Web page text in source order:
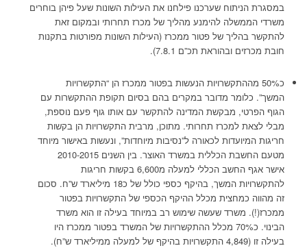
במסגרת הניתוח שערכנו פילחנו את העילות השונות שעל פיהן בוחרים
משרדי הממשלה להימנע מהליך של מכרז תחרותי ובמקום זאת
להתקשר בהליך של פטור ממכרז (העילות השונות מפורטות בתקנות
חובת מכרזים ובהוראת תכ”ם 7.8.1).
כ50% מההתקשרויות הנעשות בפטור ממכרז הן “התקשרויות
המשך”. כלומר מדובר במקרים בהם בסיום תקופת ההתקשרות עם
הגוף הפרטי, מבקשת המדינה להתקשר עם אותו גוף פעם נוספת,
מבלי לצאת למכרז תחרותי. מתוכן, מרבית התקשרויות הן בקשות
חריגות המיועדות לכאורה ל”נסיבות מיוחדות”, ונעשות באישור מיוחד
מטעם החשבת הכללית במשרד האוצר. בין השנים 2010-2015
אישר אגף החשב הכללי למעלה מ6,600 בקשות חריגות
להתקשרויות המשך, בהיקף כספי כולל של כ18 מיליארד ש”ח. סכום
זה מהווה כמחצית מכלל ההיקף הכספי של התקשרויות בפטור
ממכרז(!). משרד שעשה שימוש רב במיוחד בעילה זו הוא משרד
הבינוי. כ70% מכלל ההתקשרויות של המשרד בפטור ממכרז היו
בעילה זו (4,849 התקשרויות בהיקף של למעלה ממיליארד ש”ח).